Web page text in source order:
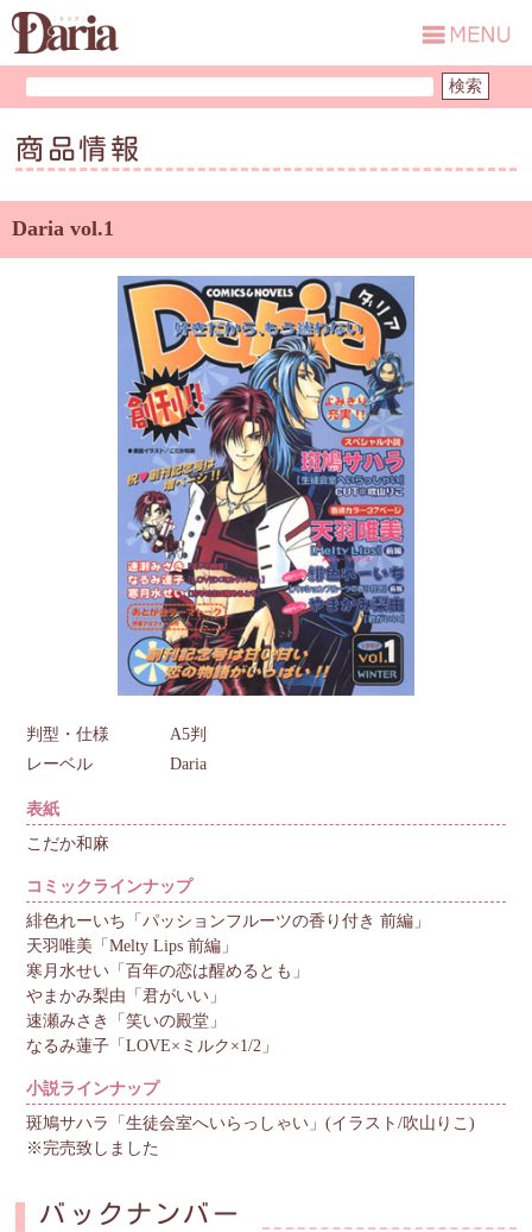
商品情報
Daria vol.1
判型・仕様
A5判
レーベル
Daria
表紙
こだか和麻
コミックラインナップ
緋色れーいち「パッションフルーツの香り付き 前編」
天羽唯美「Melty Lips 前編」
寒月水せい「百年の恋は醒めるとも」
やまかみ梨由「君がいい」
速瀬みさき「笑いの殿堂」
なるみ蓮子「LOVE×ミルク×1/2」
小説ラインナップ
斑鳩サハラ「生徒会室へいらっしゃい」(イラスト/吹山りこ)
※完売致しました
バックナンバー